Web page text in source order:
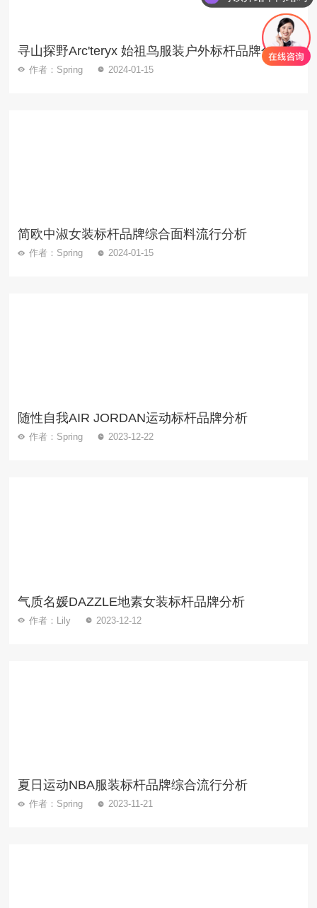
寻⼭探野Arc'teryx 始祖鸟服装户外标杆品牌分析
作者：Spring 2024-01-15
简欧中淑女装标杆品牌综合面料流行分析
作者：Spring 2024-01-15
随性自我AIR JORDAN运动标杆品牌分析
作者：Spring 2023-12-22
气质名媛DAZZLE地素女装标杆品牌分析
作者：Lily 2023-12-12
夏日运动NBA服装标杆品牌综合流行分析
作者：Spring 2023-11-21